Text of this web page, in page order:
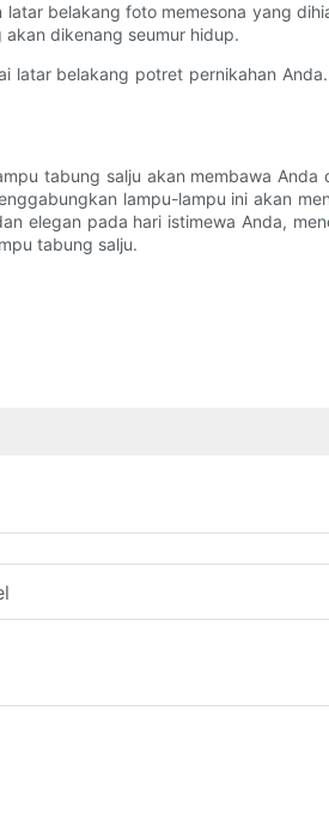
belakang foto memesona yang
dikenang seumur hidup.
belakang potret pernikahan
tabung salju akan membawa
lampu-lampu ini akan
elegan pada hari istimewa Anda,
tabung salju.